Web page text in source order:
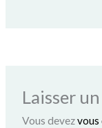
Laisser
Vous devezvous